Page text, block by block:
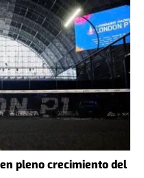
pleno crecimiento del